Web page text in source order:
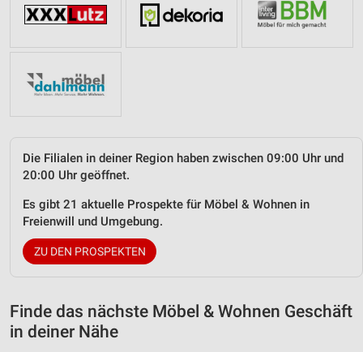
Die Filialen in deiner Region haben zwischen 09:00 Uhr und
20:00 Uhr geöffnet.
Es gibt 21 aktuelle Prospekte für Möbel & Wohnen in
Freienwill und Umgebung.
ZU DEN PROSPEKTEN
Finde das nächste Möbel & Wohnen Geschäft
in deiner Nähe